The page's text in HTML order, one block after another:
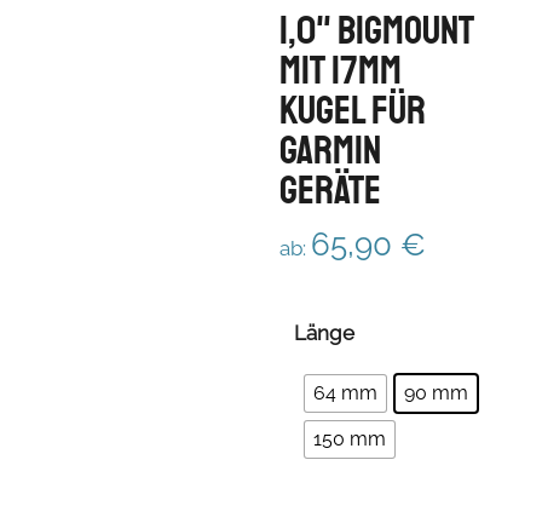
1,0" BIGmount
mit 17mm
Kugel für
Garmin
Geräte
ab: 65,90 €
Länge
64 mm
90 mm
150 mm